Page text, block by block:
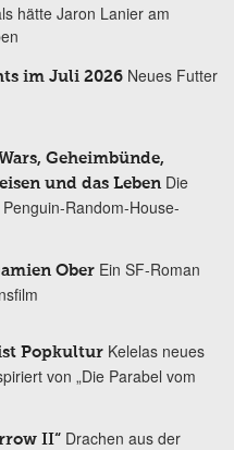
hätte Jaron Lanier am
im Juli 2026 Neues Futter
Geheimbünde,
und das Leben Die
Random-House-
Ober Ein SF-Roman
Popkultur Kelelas neues
von „Die Parabel vom
II“ Drachen aus der